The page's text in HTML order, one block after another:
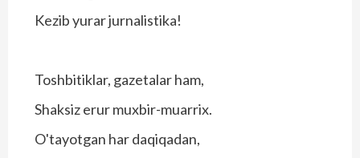
Kezib yurar jurnalistika!
Toshbitiklar, gazetalar ham,
Shaksiz erur muxbir-muarrix.
O'tayotgan har daqiqadan,